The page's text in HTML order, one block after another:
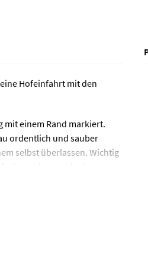
Hofeinfahrt mit den
mit einem Rand markiert.
ordentlich und sauber
selbst überlassen. Wichtig
sondern auch als